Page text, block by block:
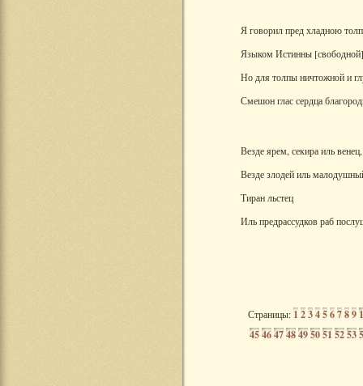
Я говорил пред хладною
Языком Истинны
Но для толпы ничтожной и
Смешон глас сердца
Везде ярем, секира иль венец,
Везде злодей иль
Тиран льстец
Иль предрассудков раб
Страницы:1 23456789
454647484950515253